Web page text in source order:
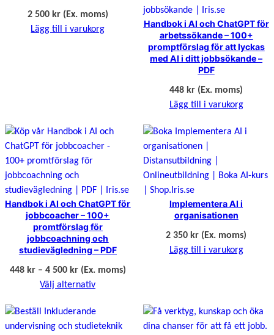
2 500 kr (Ex. moms)
Lägg till i varukorg
Handbok i AI och ChatGPT för
arbetssökande – 100+
promptförslag för att lyckas
med AI i ditt jobbsökande –
PDF
448 kr (Ex. moms)
Lägg till i varukorg
Handbok i AI och ChatGPT för
jobbcoacher – 100+
promtförslag för
jobbcoachning och
studievägledning – PDF
448 kr – 4 500 krPrisintervall:
448 kr
4
500 kr
(Ex. moms)
Välj alternativ
Implementera AI i
organisationen
2 350 kr (Ex. moms)
Lägg till i varukorg